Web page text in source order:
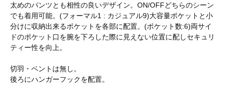
太めのパンツとも相性の良いデザイン。ON/OFFどちらのシーン
でも着用可能。(フォーマル1 : カジュアル9)大容量ポケットと小
分けに収納出来るポケットを各部に配置。(ポケット数:6)両サイ
ドのポケット口を腕を下ろした際に見えない位置に配しセキュリ
ティー性を向上。
切羽・ベントは無し。
後ろにハンガーフックを配置。